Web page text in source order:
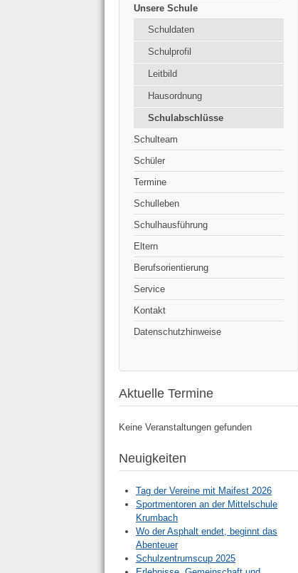
Unsere Schule
Schuldaten
Schulprofil
Leitbild
Hausordnung
Schulabschlüsse
Schulteam
Schüler
Termine
Schulleben
Schulhausführung
Eltern
Berufsorientierung
Service
Kontakt
Datenschutzhinweise
Aktuelle Termine
Keine Veranstaltungen gefunden
Neuigkeiten
Tag der Vereine mit Maifest 2026
Sportmentoren an der Mittelschule
Krumbach
Wo der Asphalt endet, beginnt das
Abenteuer
Schulzentrumscup 2025